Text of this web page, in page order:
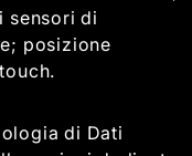
sensori di
posizione
di Dati